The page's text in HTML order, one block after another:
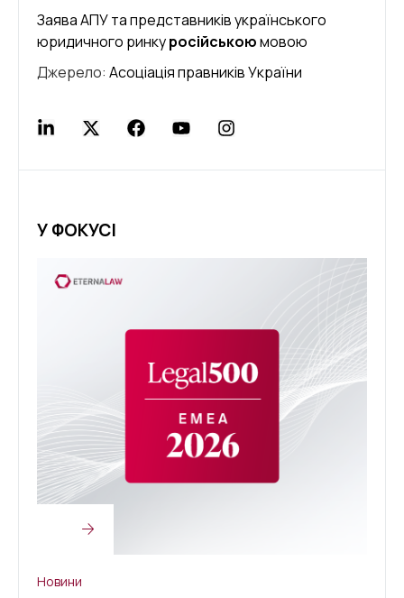
Заява АПУ та представників українського
юридичного ринкуросійськоюмовою
Джерело: Асоціація правників України
У ФОКУСІ
Новини